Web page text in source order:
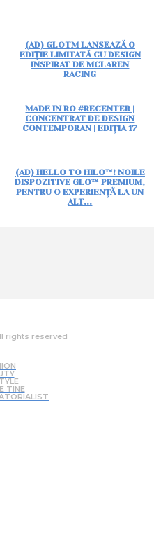
(AD) GLOTM LANSEAZĂ O
EDIȚIE LIMITATĂ CU DESIGN
INSPIRAT DE MCLAREN
RACING
MADE IN RO #RECENTER |
CONCENTRAT DE DESIGN
CONTEMPORAN | EDIȚIA 17
(AD) HELLO TO HILO™! NOILE
DISPOZITIVE GLO™ PREMIUM,
PENTRU O EXPERIENȚĂ LA UN
ALT...
rights reserved
TINE